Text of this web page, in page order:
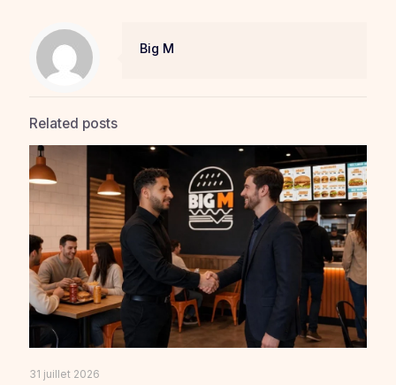
Big M
Related posts
31 juillet 2026